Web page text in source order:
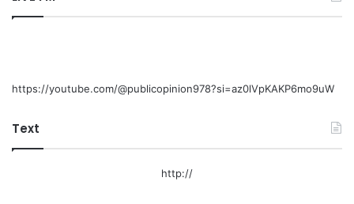
https://youtube.com/@publicopinion978?si=az0lVpKAKP6mo9uW
Text
http://